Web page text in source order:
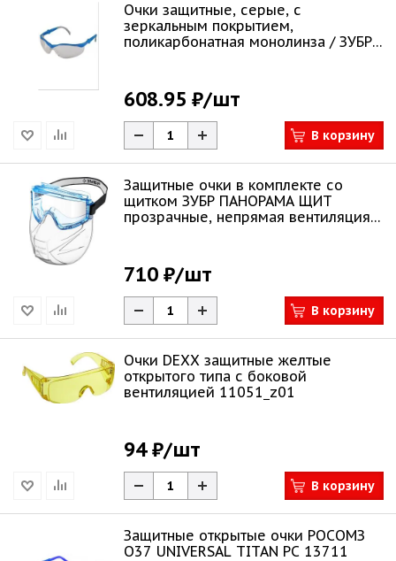
Очки защитные, серые, с
зеркальным покрытием,
поликарбонатная монолинза / ЗУБР
608.95 ₽/шт
В корзину
Защитные очки в комплекте со
щитком ЗУБР ПАНОРАМА ЩИТ
прозрачные, непрямая вентиляция
710 ₽/шт
В корзину
Очки DEXX защитные желтые
открытого типа с боковой
вентиляцией 11051_z01
94 ₽/шт
В корзину
Защитные открытые очки РОСОМЗ
О37 UNIVERSAL TITAN PС 13711